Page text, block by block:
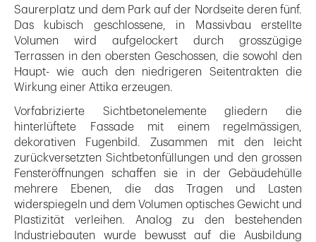
Saurerplatz und dem Park auf der Nordseite deren fünf.
Das kubisch geschlossene, in Massivbau erstellte
Volumen wird aufgelockert durch grosszügige
Terrassen in den obersten Geschossen, die sowohl den
Haupt- wie auch den niedrigeren Seitentrakten die
Wirkung einer Attika erzeugen.
Vorfabrizierte Sichtbetonelemente gliedern die
hinterlüftete Fassade mit einem regelmässigen,
dekorativen Fugenbild. Zusammen mit den leicht
zurückversetzten Sichtbetonfüllungen und den grossen
Fensteröffnungen schaffen sie in der Gebäudehülle
mehrere Ebenen, die das Tragen und Lasten
widerspiegeln und dem Volumen optisches Gewicht und
Plastizität verleihen. Analog zu den bestehenden
Industriebauten wurde bewusst auf die Ausbildung